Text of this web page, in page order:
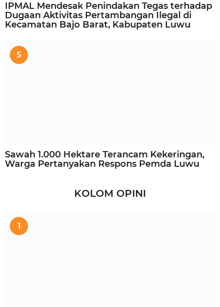
IPMAL Mendesak Penindakan Tegas terhadap
Dugaan Aktivitas Pertambangan Ilegal di
Kecamatan Bajo Barat, Kabupaten Luwu
5
Sawah 1.000 Hektare Terancam Kekeringan,
Warga Pertanyakan Respons Pemda Luwu
KOLOM OPINI
1